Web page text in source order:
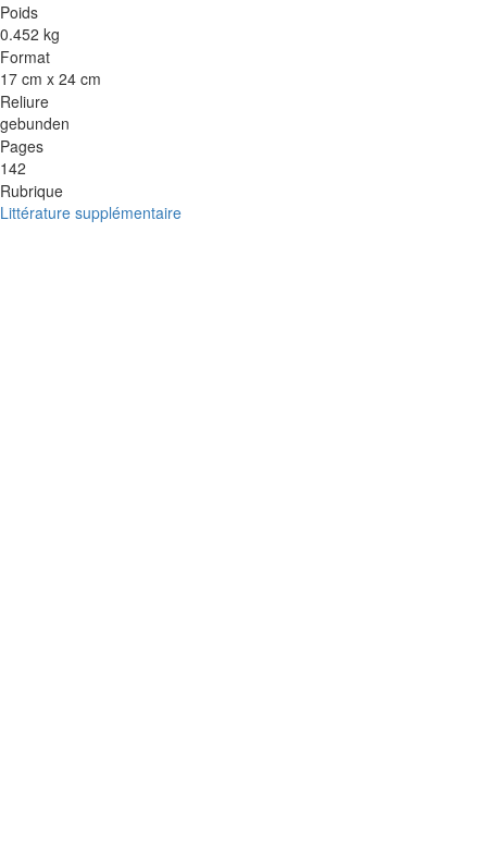
Poids
0.452 kg
Format
17 cm x 24 cm
Reliure
gebunden
Pages
142
Rubrique
Littérature supplémentaire